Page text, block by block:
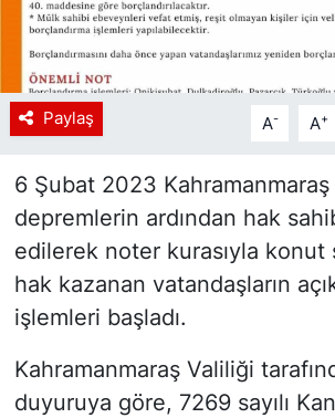
Paylaş A- A+
6 Şubat 2023
depremlerin ardından hak
edilerek noter kurasıyla konut
hak kazanan vatandaşların
işlemleri başladı.
Kahramanmaraş Valiliği
duyuruya göre, 7269 sayılı